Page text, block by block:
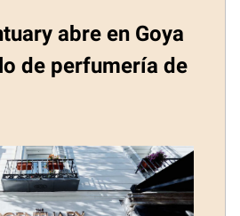
abre en Goya
de perfumería de